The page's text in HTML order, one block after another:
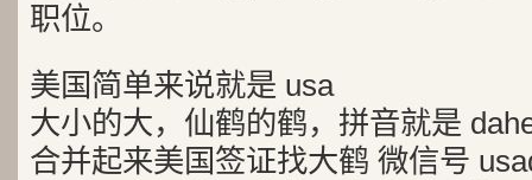
职位。
美国简单来说就是 usa
大小的大，仙鹤的鹤，拼音就是
合并起来美国签证找大鹤 微信号